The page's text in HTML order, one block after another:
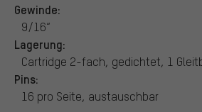
Gewinde:
9/16“
Lagerung:
Cartridge 2-fach, gedichtet, 1
Pins:
16 pro Seite, austauschbar